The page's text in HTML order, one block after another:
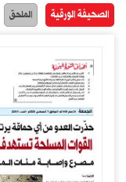
الصحيفة الورقية الملحق